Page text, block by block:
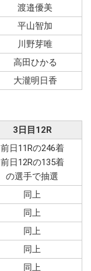
渡邉優美
平山智加
川野芽唯
高田ひかる
大瀧明日香
3日目12R
前日11Rの246着
前日12Rの135着
の選手で抽選
同上
同上
同上
同上
同上